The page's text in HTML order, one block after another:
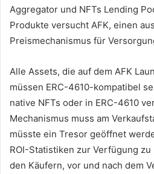
Aggregator und NFTs Lending
Produkte versucht AFK, einen
Preismechanismus für
Alle Assets, die auf dem AFK
müssen ERC-4610-kompatibel
native NFTs oder in ERC-4610
Mechanismus muss am
müsste ein Tresor geöffnet
ROI-Statistiken zur Verfügung zu
den Käufern, vor und nach dem